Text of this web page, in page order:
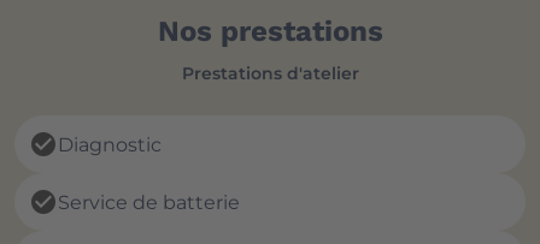
Nos prestations
Prestations d'atelier
check_circle Diagnostic
check_circleService de batterie